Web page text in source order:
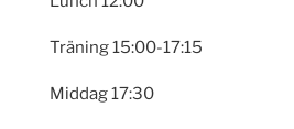
Träning 15:00-17:15
Middag 17:30